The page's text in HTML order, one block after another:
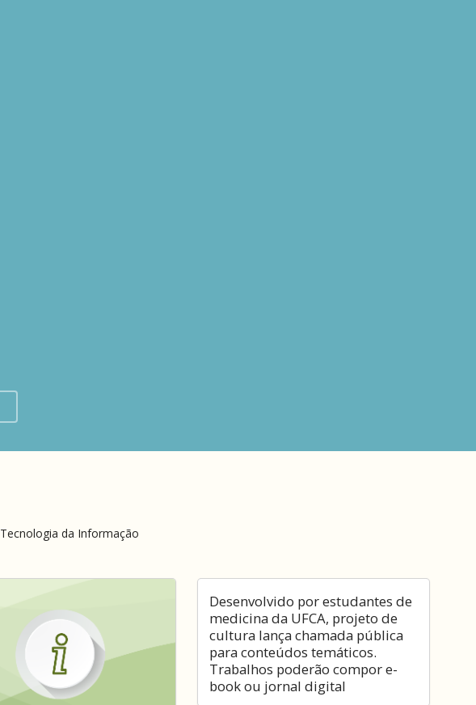
Tecnologia da Informação
Desenvolvido por estudantes de
medicina da UFCA, projeto de
cultura lança chamada pública
para conteúdos temáticos.
Trabalhos poderão compor e-
book ou jornal digital